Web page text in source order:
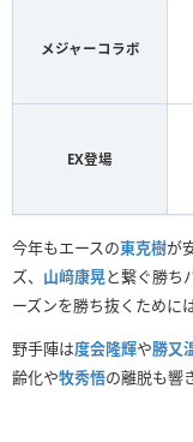
メジャーコラボ
EX登場
今年もエースの東克樹が
ズ、 山﨑康晃と繋ぐ勝ち
ーズンを勝ち抜くために
野手陣は度会隆輝や勝又
齢化や牧秀悟の離脱も響